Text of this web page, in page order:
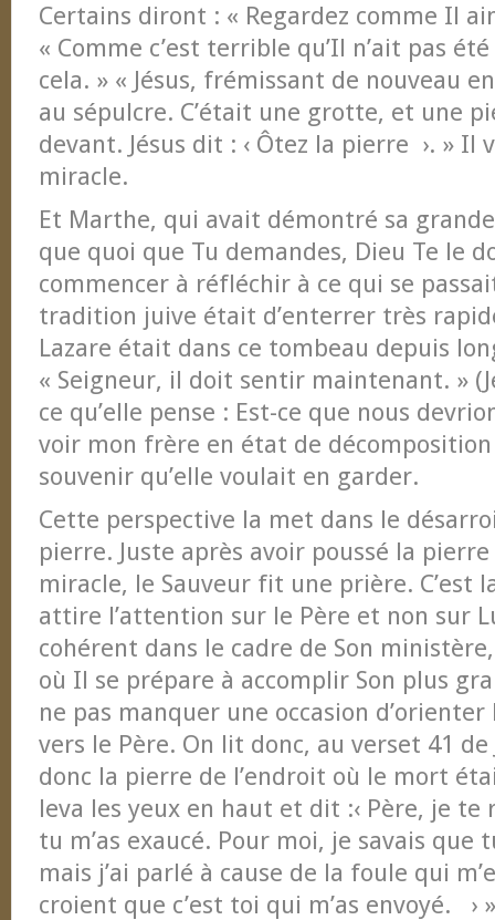
Certains diront : « Regardez comme Il
« Comme c’est terrible qu’Il n’ait pas
cela. » « Jésus, frémissant de nouveau
au sépulcre. C’était une grotte, et une
devant. Jésus dit : ‹ Ôtez la pierre ›. » Il
miracle.
Et Marthe, qui avait démontré sa
que quoi que Tu demandes, Dieu Te le
commencer à réfléchir à ce qui se
tradition juive était d’enterrer très
Lazare était dans ce tombeau depuis
« Seigneur, il doit sentir maintenant. »
ce qu’elle pense : Est-ce que nous
voir mon frère en état de décomposition
souvenir qu’elle voulait en garder.
Cette perspective la met dans le
pierre. Juste après avoir poussé la
miracle, le Sauveur fit une prière. C’est
attire l’attention sur le Père et non sur
cohérent dans le cadre de Son
où Il se prépare à accomplir Son plus
ne pas manquer une occasion
vers le Père. On lit donc, au verset 41
donc la pierre de l’endroit où le mort
leva les yeux en haut et dit :‹ Père, je te
tu m’as exaucé. Pour moi, je savais que
mais j’ai parlé à cause de la foule qui
croient que c’est toi qui m’as envoyé. ›